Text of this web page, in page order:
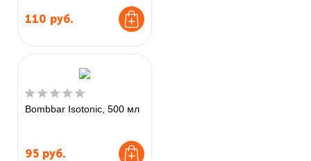
110 руб.
Bombbar Isotonic, 500 мл
95 руб.